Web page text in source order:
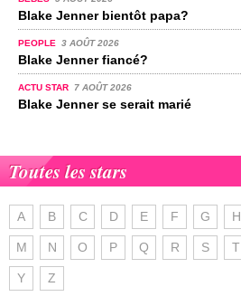
Blake Jenner bientôt papa?
PEOPLE 3 AOÛT 2026
Blake Jenner fiancé?
ACTU STAR 7 AOÛT 2026
Blake Jenner se serait marié
Toutes les stars
A B C D E F G H
M N O P Q R S T
Y Z